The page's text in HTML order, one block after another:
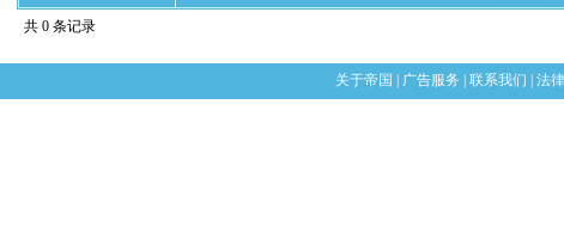
共 0 条记录
关于帝国 广告服务 联系我们 法